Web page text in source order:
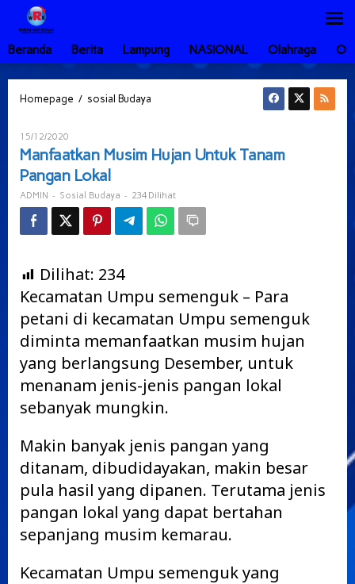
Lewati
konten
Beranda
Berita Lampung NASIONAL Olahraga
Homepage / sosial Budaya
Tanam
15/12/2020
ADMIN
Manfaatkan Musim Hujan Untuk Tanam
Pangan Lokal
ADMIN - Sosial Budaya - 234 Dilihat
Dilihat: 234
Kecamatan Umpu semenguk – Para
petani di kecamatan Umpu semenguk
diminta memanfaatkan musim hujan
yang berlangsung Desember, untuk
menanam jenis-jenis pangan lokal
sebanyak mungkin.
Makin banyak jenis pangan yang
ditanam, dibudidayakan, makin besar
pula hasil yang dipanen. Terutama jenis
pangan lokal yang dapat bertahan
sepanjang musim kemarau.
Kecamatan Umpu semenguk yang